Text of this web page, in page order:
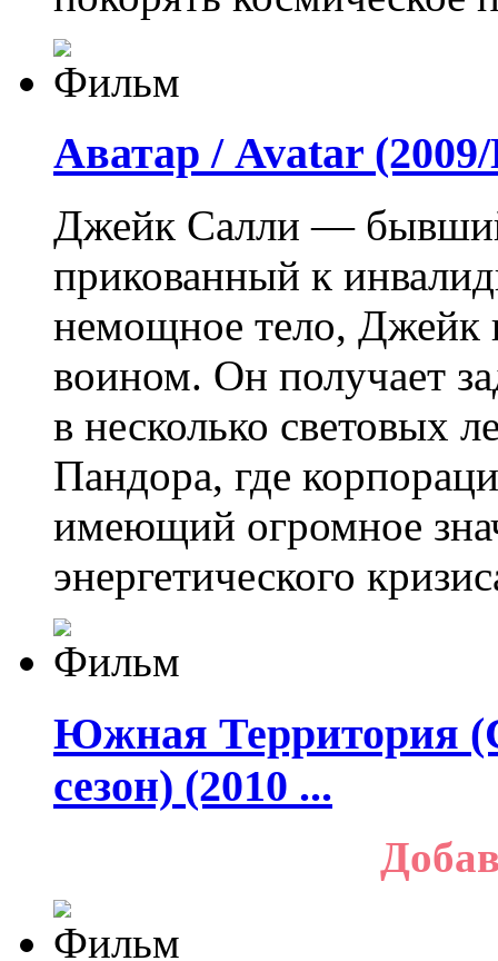
Аватар / Avatar
Джейк Салли —
прикованный к
немощное тело, Джейк
воином. Он получает
в несколько световых
Пандора, где
имеющий огромное
энергетического
Южная Территория
сезон) (2010 ...